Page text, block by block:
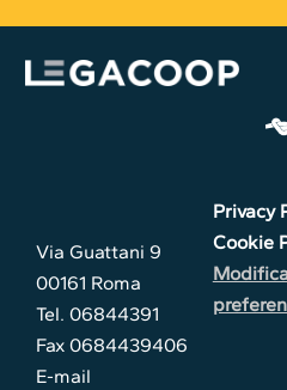
Via Guattani 9
00161 Roma
Tel. 06844391
Fax 0684439406
E-mail
Privacy
Cookie